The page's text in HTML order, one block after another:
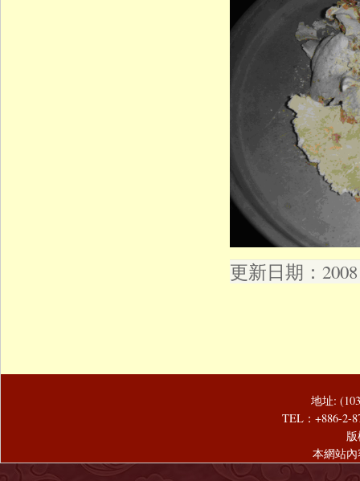
更新日期：
地址:
TEL：+886-2-
本網站